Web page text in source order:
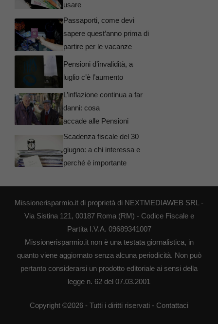
usare
Passaporti, come devi
sapere quest’anno prima di
partire per le vacanze
Pensioni d’invalidità, a
luglio c’è l’aumento
L’inflazione continua a far
danni: cosa
accade alle Pensioni
Scadenza fiscale del 30
giugno: a chi interessa e
perché è importante
Missionerisparmio.it di proprietà di NEXTMEDIAWEB SRL -
Via Sistina 121, 00187 Roma (RM) - Codice Fiscale e
Partita I.V.A. 09689341007
Missionerisparmio.it non è una testata giornalistica, in
quanto viene aggiornato senza alcuna periodicità. Non può
pertanto considerarsi un prodotto editoriale ai sensi della
legge n. 62 del 07.03.2001
Copyright ©2026 - Tutti i diritti riservati - Contattaci